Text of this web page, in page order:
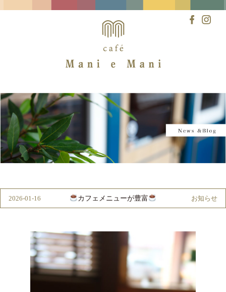
カフェメニューが豊富
2026-01-16 お知らせ